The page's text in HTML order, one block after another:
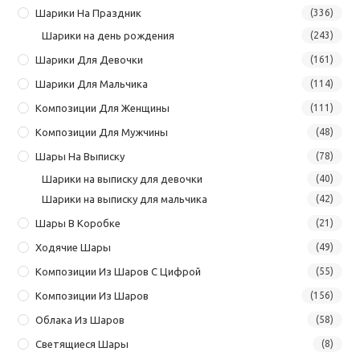
Шарики На Праздник (336)
Шарики на день рождения (243)
Шарики Для Девочки (161)
Шарики Для Мальчика (114)
Композиции Для Женщины (111)
Композиции Для Мужчины (48)
Шары На Выписку (78)
Шарики на выписку для девочки (40)
Шарики на выписку для мальчика (42)
Шары В Коробке (21)
Ходячие Шары (49)
Композиции Из Шаров С Цифрой (55)
Композиции Из Шаров (156)
Облака Из Шаров (58)
Светящиеся Шары (8)